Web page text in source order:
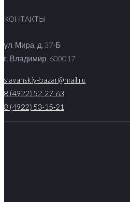
КОНТАКТЫ
​ул. Мира, д. 37-Б
г. Владимир, 600017
slavanskiy-bazar@mail.ru
8 (4922) 52-27-63
8 (4922) 53-15-21